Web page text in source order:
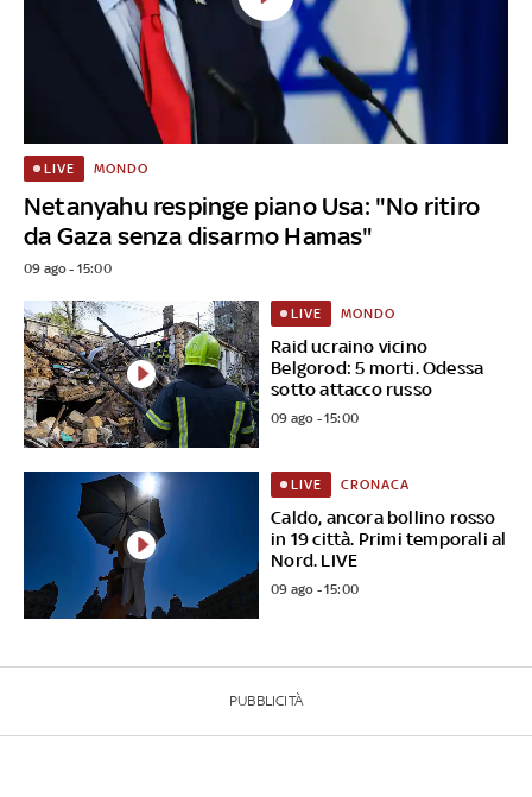
Netanyahu respinge piano Usa: "No ritiro
da Gaza senza disarmo Hamas"
LIVE MONDO
09 ago - 15:00
Raid ucraino vicino
Belgorod: 5 morti. Odessa
sotto attacco russo
LIVE MONDO
09 ago - 15:00
Caldo, ancora bollino rosso
in 19 città. Primi temporali al
Nord. LIVE
LIVE CRONACA
09 ago - 15:00
PUBBLICITÀ